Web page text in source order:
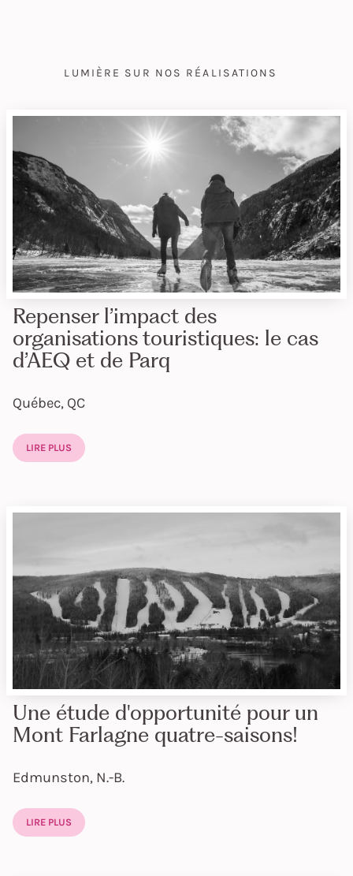
LUMIÈRE SUR NOS RÉALISATIONS
Repenser l’impact des
organisations touristiques: le cas
d’AEQ et de Parq
Québec, QC
LIRE PLUS
Une étude d'opportunité pour un
Mont Farlagne quatre-saisons!
Edmunston, N.-B.
LIRE PLUS